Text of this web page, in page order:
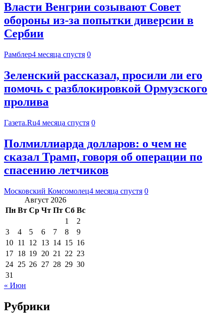
Власти Венгрии созывают Совет
обороны из-за попытки диверсии в
Сербии
Рамблер4 месяца спустя 0
Зеленский рассказал, просили ли его
помочь с разблокировкой Ормузского
пролива
Газета.Ru4 месяца спустя 0
Полмиллиарда долларов: о чем не
сказал Трамп, говоря об операции по
спасению летчиков
Московский Комсомолец4 месяца спустя 0
Август 2026
Пн Вт Ср Чт Пт Сб Вс
1
2
3
4 5 6 7 8
9
10 11 12 13 14 15 16
17 18 19 20 21 22 23
24 25 26 27 28 29 30
31
« Июн
Рубрики